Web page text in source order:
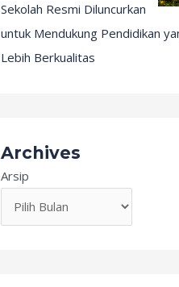
Sekolah Resmi Diluncurkan
untuk Mendukung Pendidikan
Lebih Berkualitas
Archives
Arsip